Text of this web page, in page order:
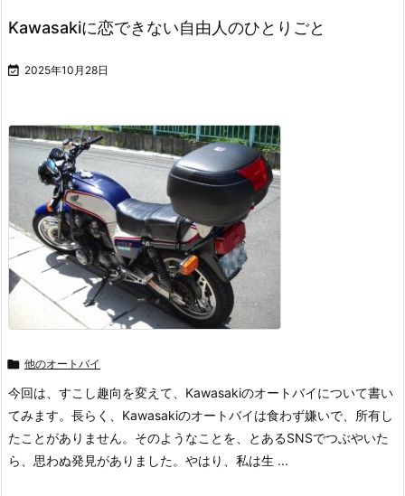
Kawasakiに恋できない自由人のひとりごと
 2025年10月28日
 他のオートバイ
今回は、すこし趣向を変えて、Kawasakiのオートバイについて書い
てみます。長らく、Kawasakiのオートバイは食わず嫌いで、所有し
たことがありません。そのようなことを、とあるSNSでつぶやいた
ら、思わぬ発見がありました。やはり、私は生 ...